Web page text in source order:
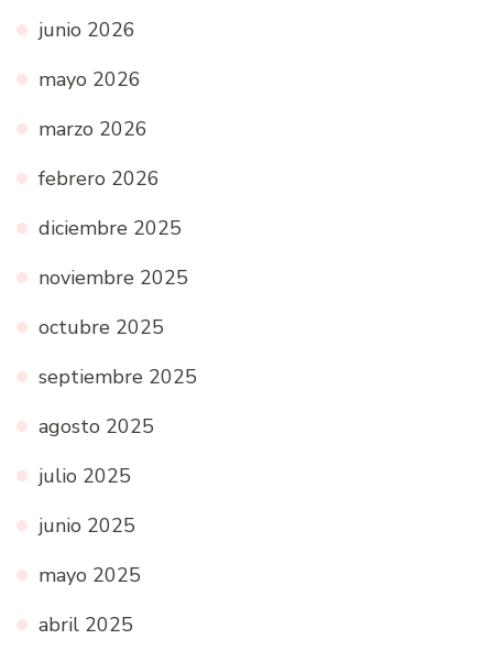
junio 2026
mayo 2026
marzo 2026
febrero 2026
diciembre 2025
noviembre 2025
octubre 2025
septiembre 2025
agosto 2025
julio 2025
junio 2025
mayo 2025
abril 2025